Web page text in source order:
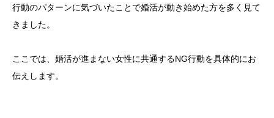
行動のパターンに気づいたことで婚活が動き始めた方を多く見て
きました。
ここでは、婚活が進まない女性に共通するNG行動を具体的にお
伝えします。